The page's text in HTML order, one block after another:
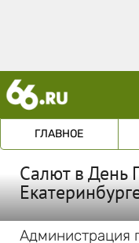
ГЛАВНОЕ
Салют в День
Администрация